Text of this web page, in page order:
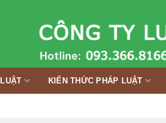
KIẾN THỨC PHÁP LUẬT